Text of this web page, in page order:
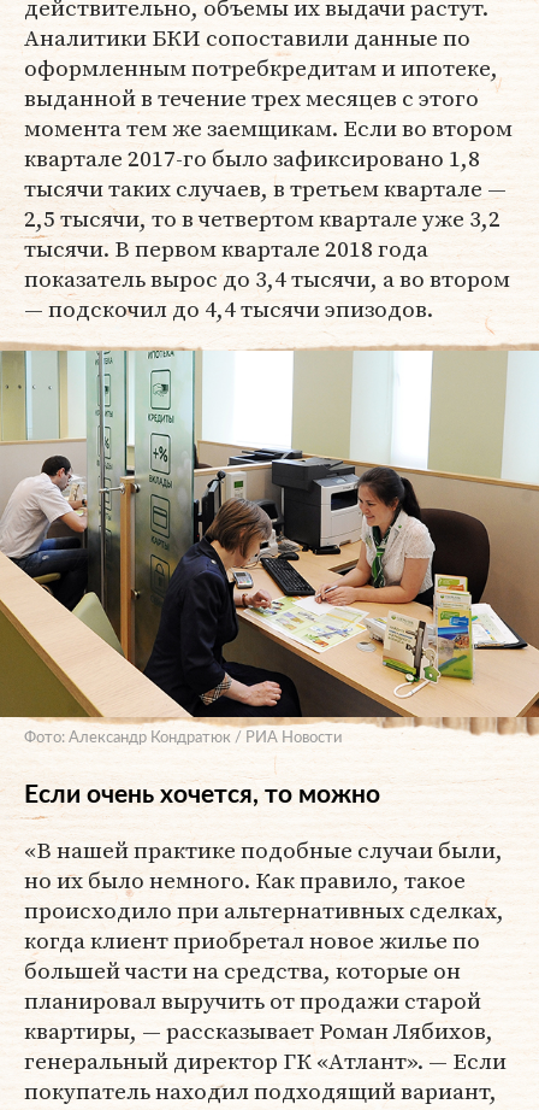
действительно, объемы их выдачи растут.
Аналитики БКИ сопоставили данные по
оформленным потребкредитам и ипотеке,
выданной в течение трех месяцев с этого
момента тем же заемщикам. Если во втором
квартале 2017-го было зафиксировано 1,8
тысячи таких случаев, в третьем квартале —
2,5 тысячи, то в четвертом квартале уже 3,2
тысячи. В первом квартале 2018 года
показатель вырос до 3,4 тысячи, а во втором
— подскочил до 4,4 тысячи эпизодов.
Фото: Александр Кондратюк / РИА Новости
Если очень хочется, то можно
«В нашей практике подобные случаи были,
но их было немного. Как правило, такое
происходило при альтернативных сделках,
когда клиент приобретал новое жилье по
большей части на средства, которые он
планировал выручить от продажи старой
квартиры, — рассказывает Роман Лябихов,
генеральный директор ГК «Атлант». — Если
покупатель находил подходящий вариант,